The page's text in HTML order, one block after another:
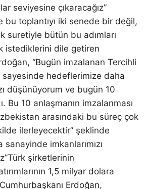
seviyesine çıkaracağız”
bu toplantıyı iki senede bir değil,
suretiyle bütün bu adımları
istediklerini dile getiren
“Bugün imzalanan Tercihli
sayesinde hedeflerimize daha
düşünüyorum ve bugün 10
Bu 10 anlaşmanın imzalanması
arasındaki bu süreç çok
ilerleyecektir” şeklinde
imkanlarımızı
şirketlerinin
1,5 milyar dolara
Erdoğan,